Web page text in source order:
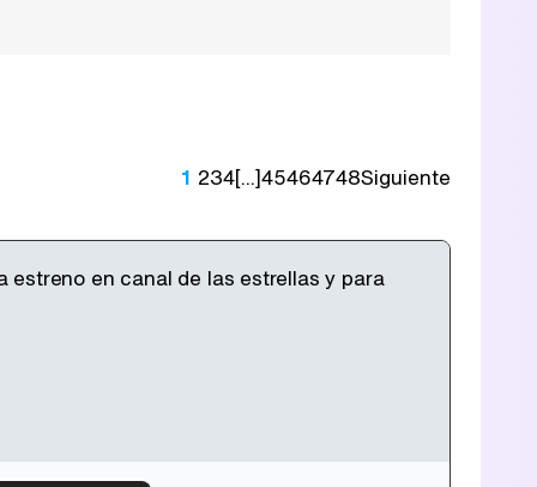
1 234[...]45464748Siguiente
estreno en canal de las estrellas y para